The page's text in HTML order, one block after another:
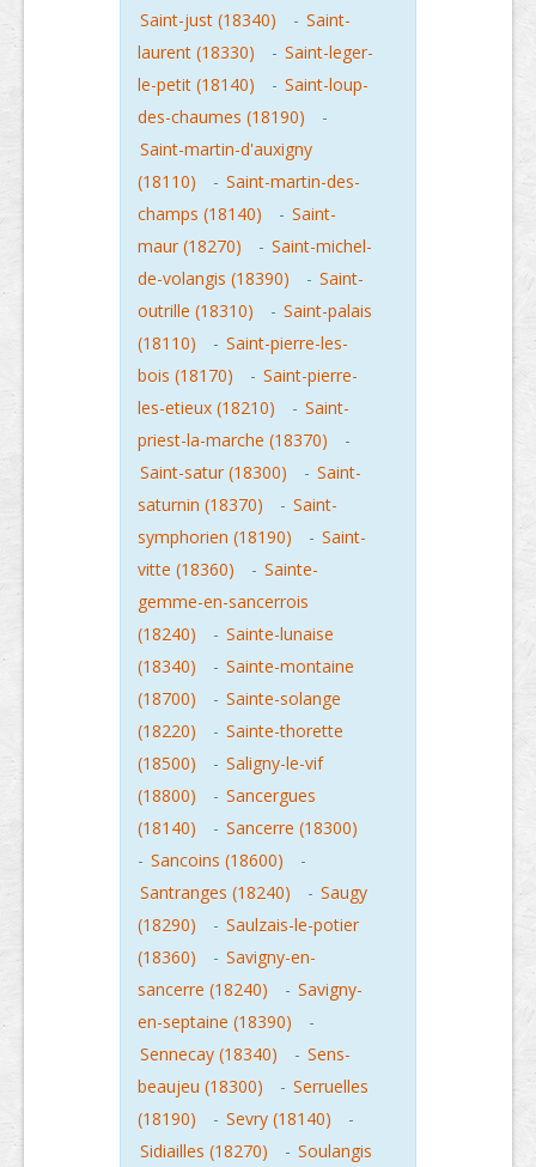
Saint-just (18340)
- Saint-
laurent (18330)
- Saint-leger-
le-petit (18140)
- Saint-loup-
des-chaumes (18190)
-
Saint-martin-d'auxigny
(18110)
- Saint-martin-des-
champs (18140)
- Saint-
maur (18270)
- Saint-michel-
de-volangis (18390)
- Saint-
outrille (18310)
- Saint-palais
(18110)
- Saint-pierre-les-
bois (18170)
- Saint-pierre-
les-etieux (18210)
- Saint-
priest-la-marche (18370)
-
Saint-satur (18300)
- Saint-
saturnin (18370)
- Saint-
symphorien (18190)
- Saint-
vitte (18360)
- Sainte-
gemme-en-sancerrois
(18240)
- Sainte-lunaise
(18340)
- Sainte-montaine
(18700)
- Sainte-solange
(18220)
- Sainte-thorette
(18500)
- Saligny-le-vif
(18800)
- Sancergues
(18140)
- Sancerre (18300)
- Sancoins (18600)
-
Santranges (18240)
- Saugy
(18290)
- Saulzais-le-potier
(18360)
- Savigny-en-
sancerre (18240)
- Savigny-
en-septaine (18390)
-
Sennecay (18340)
- Sens-
beaujeu (18300)
- Serruelles
(18190)
- Sevry (18140)
-
Sidiailles (18270)
- Soulangis